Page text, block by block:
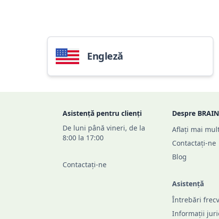
Engleză
Asistență pentru clienți
De luni până vineri, de la
8:00 la 17:00
Contactați-ne
Despre
Aflați mai
Contactați-ne
Blog
Asistență
Întrebări
Informații